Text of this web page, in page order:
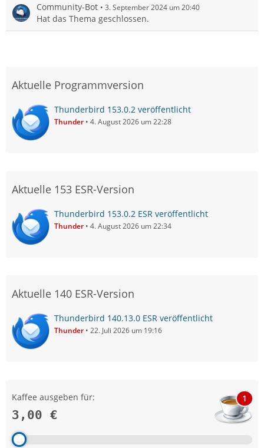
Community-Bot 3. September 2024 um 20:40
Hat das Thema geschlossen.
Aktuelle Programmversion
Thunderbird 153.0.2 veröffentlicht
Thunder 4. August 2026 um 22:28
Aktuelle 153 ESR-Version
Thunderbird 153.0.2 ESR veröffentlicht
Thunder 4. August 2026 um 22:34
Aktuelle 140 ESR-Version
Thunderbird 140.13.0 ESR veröffentlicht
Thunder 22. Juli 2026 um 19:16
Kaffee ausgeben für:
3,00 €
1